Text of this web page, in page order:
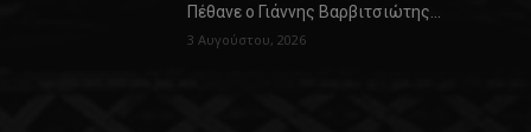
Πέθανε ο Γιάννης Βαρβιτσιώτης…
3 Αυγούστου, 2026